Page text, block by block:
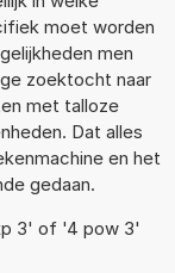
moet worden
men
zoektocht naar
met talloze
Dat alles
en het
gedaan.
3' of '4 pow 3'